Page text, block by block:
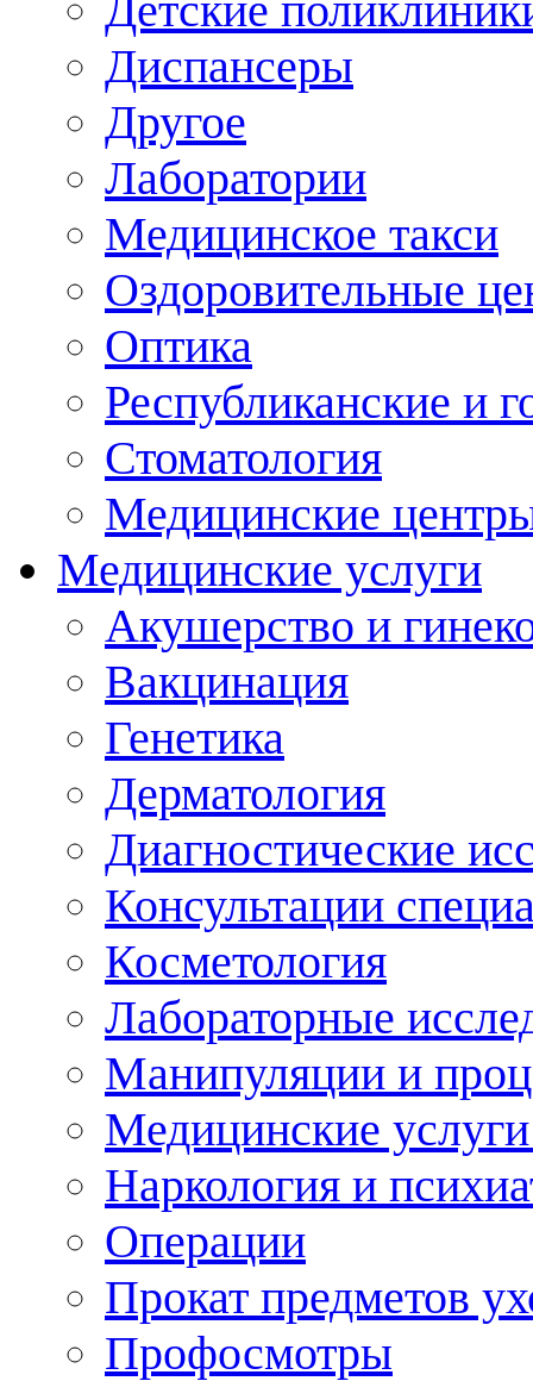
Диспансеры
Другое
Лаборатории
Медицинское такси
Оздоровительные
Оптика
Республиканские и
Стоматология
Медицинские
Медицинские услуги
Акушерство и
Вакцинация
Генетика
Дерматология
Диагностические
Консультации
Косметология
Лабораторные
Манипуляции и
Медицинские
Наркология и
Операции
Прокат предметов
Профосмотры